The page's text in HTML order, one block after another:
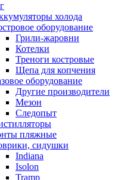
холода
оборудование
Грили-жаровни
Котелки
Треноги костровые
Щепа для копчения
оборудование
Другие производители
Мезон
Следопыт
пляжные
сидушки
Indiana
Isolon
Tramp